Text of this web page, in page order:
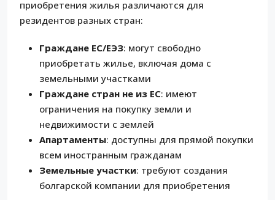
приобретения жилья различаются для
резидентов разных стран:
Граждане ЕС/ЕЭЗ: могут свободно
приобретать жилье, включая дома с
земельными участками
Граждане стран не из ЕС: имеют
ограничения на покупку земли и
недвижимости с землей
Апартаменты: доступны для прямой покупки
всем иностранным гражданам
Земельные участки: требуют создания
болгарской компании для приобретения